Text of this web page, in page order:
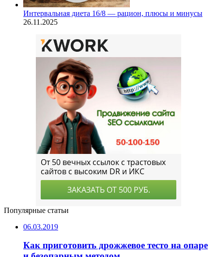
Интервальная диета 16/8 — рацион, плюсы и минусы
26.11.2025
Популярные статьи
06.03.2019
Как приготовить дрожжевое тесто на опаре